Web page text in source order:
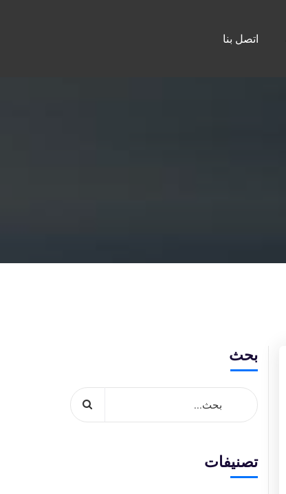
اتصل بنا
بحث
تصنيفات